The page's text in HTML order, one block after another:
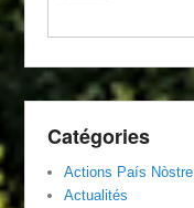
Catégories
Actions País Nòstre
Actualités